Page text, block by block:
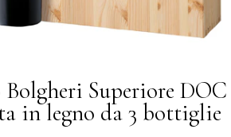
Superiore DOC
in legno da 3 bottiglie